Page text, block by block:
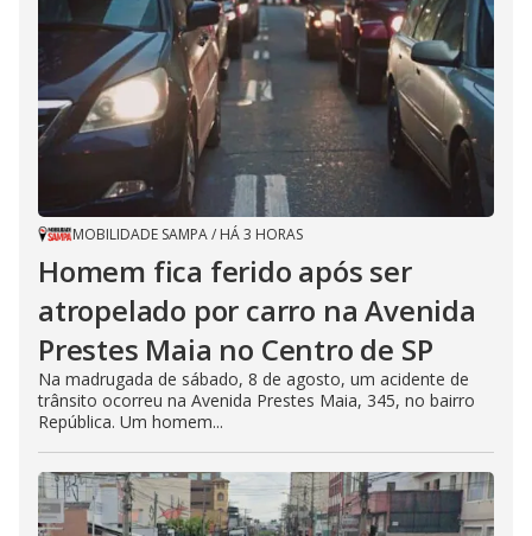
MOBILIDADE SAMPA/ HÁ 3 HORAS
Homem fica ferido após ser
atropelado por carro na Avenida
Prestes Maia no Centro de SP
Na madrugada de sábado, 8 de agosto, um acidente de
trânsito ocorreu na Avenida Prestes Maia, 345, no bairro
República. Um homem...